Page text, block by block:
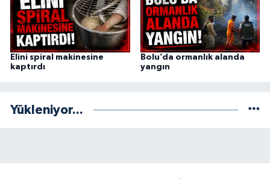
Elini spiral makinesine
kaptırdı
Bolu’da ormanlık alanda
yangın
Yükleniyor...